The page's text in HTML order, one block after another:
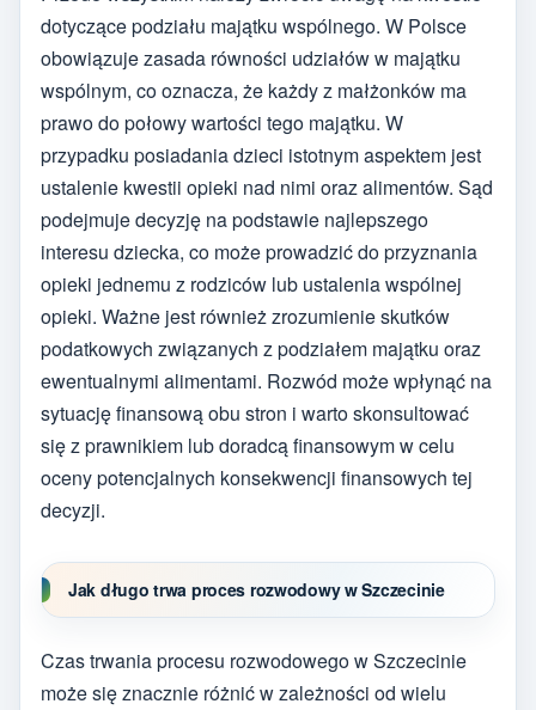
dotyczące podziału majątku wspólnego. W Polsce
obowiązuje zasada równości udziałów w majątku
wspólnym, co oznacza, że każdy z małżonków ma
prawo do połowy wartości tego majątku. W
przypadku posiadania dzieci istotnym aspektem jest
ustalenie kwestii opieki nad nimi oraz alimentów. Sąd
podejmuje decyzję na podstawie najlepszego
interesu dziecka, co może prowadzić do przyznania
opieki jednemu z rodziców lub ustalenia wspólnej
opieki. Ważne jest również zrozumienie skutków
podatkowych związanych z podziałem majątku oraz
ewentualnymi alimentami. Rozwód może wpłynąć na
sytuację finansową obu stron i warto skonsultować
się z prawnikiem lub doradcą finansowym w celu
oceny potencjalnych konsekwencji finansowych tej
decyzji.
Jak długo trwa proces rozwodowy w Szczecinie
Czas trwania procesu rozwodowego w Szczecinie
może się znacznie różnić w zależności od wielu